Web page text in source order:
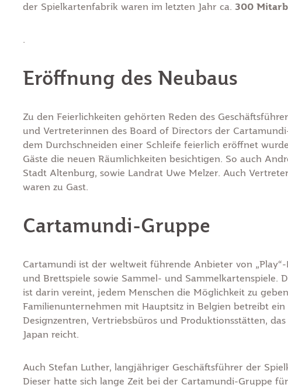
der Spielkartenfabrik waren im letzten Jahr ca. 300
.
Eröffnung des Neubaus
Zu den Feierlichkeiten gehörten Reden des
und Vertreterinnen des Board of Directors der
dem Durchschneiden einer Schleife feierlich eröffnet
Gäste die neuen Räumlichkeiten besichtigen. So auch
Stadt Altenburg, sowie Landrat Uwe Melzer. Auch
waren zu Gast.
Cartamundi-Gruppe
Cartamundi ist der weltweit führende Anbieter von
und Brettspiele sowie Sammel- und Sammelkartenspiele.
ist darin vereint, jedem Menschen die Möglichkeit zu
Familienunternehmen mit Hauptsitz in Belgien betreibt
Designzentren, Vertriebsbüros und Produktionsstätten,
Japan reicht.
Auch Stefan Luther, langjähriger Geschäftsführer der
Dieser hatte sich lange Zeit bei der Cartamundi-Gruppe